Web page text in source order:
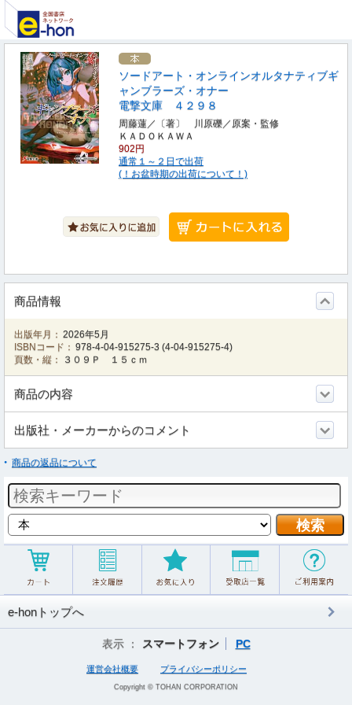
ソードアート・オンラインオルタナティブギ
ャンブラーズ・オナー
電撃文庫 ４２９８
周藤蓮／〔著〕 川原礫／原案・監修
ＫＡＤＯＫＡＷＡ
902円
通常１～２日で出荷
(！お盆時期の出荷について！)
商品情報
出版年月： 2026年5月
ISBNコード： 978-4-04-915275-3 (4-04-915275-4)
頁数・縦：
３０９Ｐ １５ｃｍ
商品の内容
出版社・メーカーからのコメント
商品の返品について
e-honトップへ
表示 ： スマートフォン PC
運営会社概要 プライバシーポリシー
Copyright © TOHAN CORPORATION